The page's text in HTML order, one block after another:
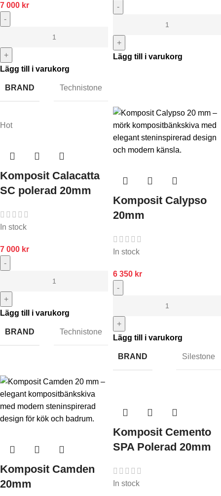
7 000 kr
-
+
Lägg till i varukorg
BRAND Technistone
-
+
Lägg till i varukorg
Hot
Komposit Calacatta
SC polerad 20mm
In stock
7 000 kr
-
+
Lägg till i varukorg
BRAND Technistone
Komposit Calypso
20mm
In stock
6 350 kr
-
+
Lägg till i varukorg
BRAND Silestone
Komposit Camden
20mm
Komposit Cemento
SPA Polerad 20mm
In stock